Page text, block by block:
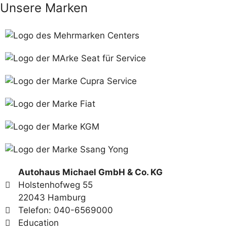
Unsere Marken
Autohaus Michael GmbH & Co. KG
Holstenhofweg 55
22043 Hamburg
Telefon: 040-6569000
Education